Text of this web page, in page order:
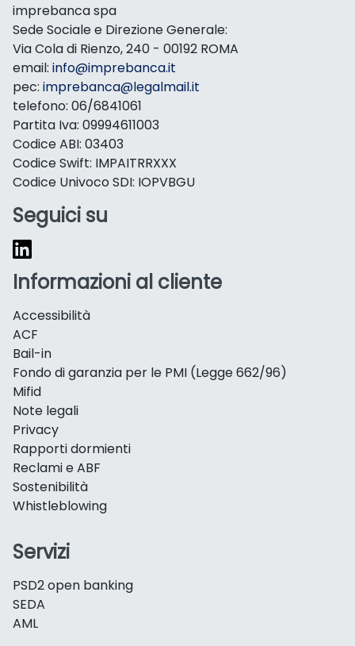
imprebanca spa
Sede Sociale e Direzione Generale:
Via Cola di Rienzo, 240 - 00192 ROMA
email: info@imprebanca.it
pec: imprebanca@legalmail.it
telefono: 06/6841061
Partita Iva: 09994611003
Codice ABI: 03403
Codice Swift: IMPAITRRXXX
Codice Univoco SDI: IOPVBGU
Seguici su
Informazioni al cliente
Accessibilità
ACF
Bail-in
Fondo di garanzia per le PMI (Legge 662/96)
Mifid
Note legali
Privacy
Rapporti dormienti
Reclami e ABF
Sostenibilità
Whistleblowing
Servizi
PSD2 open banking
SEDA
AML